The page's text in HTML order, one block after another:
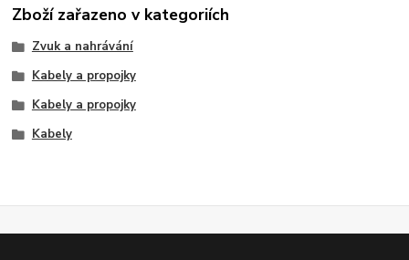
Zboží zařazeno v kategoriích
Zvuk a nahrávání
Kabely a propojky
Kabely a propojky
Kabely